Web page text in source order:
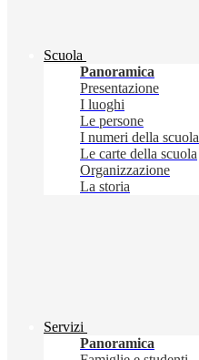
Scuola
Panoramica
Presentazione
I luoghi
Le persone
I numeri della scuola
Le carte della scuola
Organizzazione
La storia
Servizi
Panoramica